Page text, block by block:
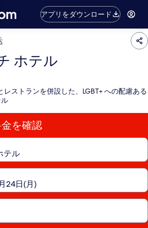
アプリをダウンロード
ホテル
ストランを併設した、LGBT+ への配慮ある
を確認